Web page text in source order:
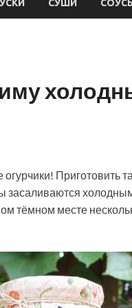
СУШИ СОУСЫ
Приготовить
засаливаются
тёмном месте